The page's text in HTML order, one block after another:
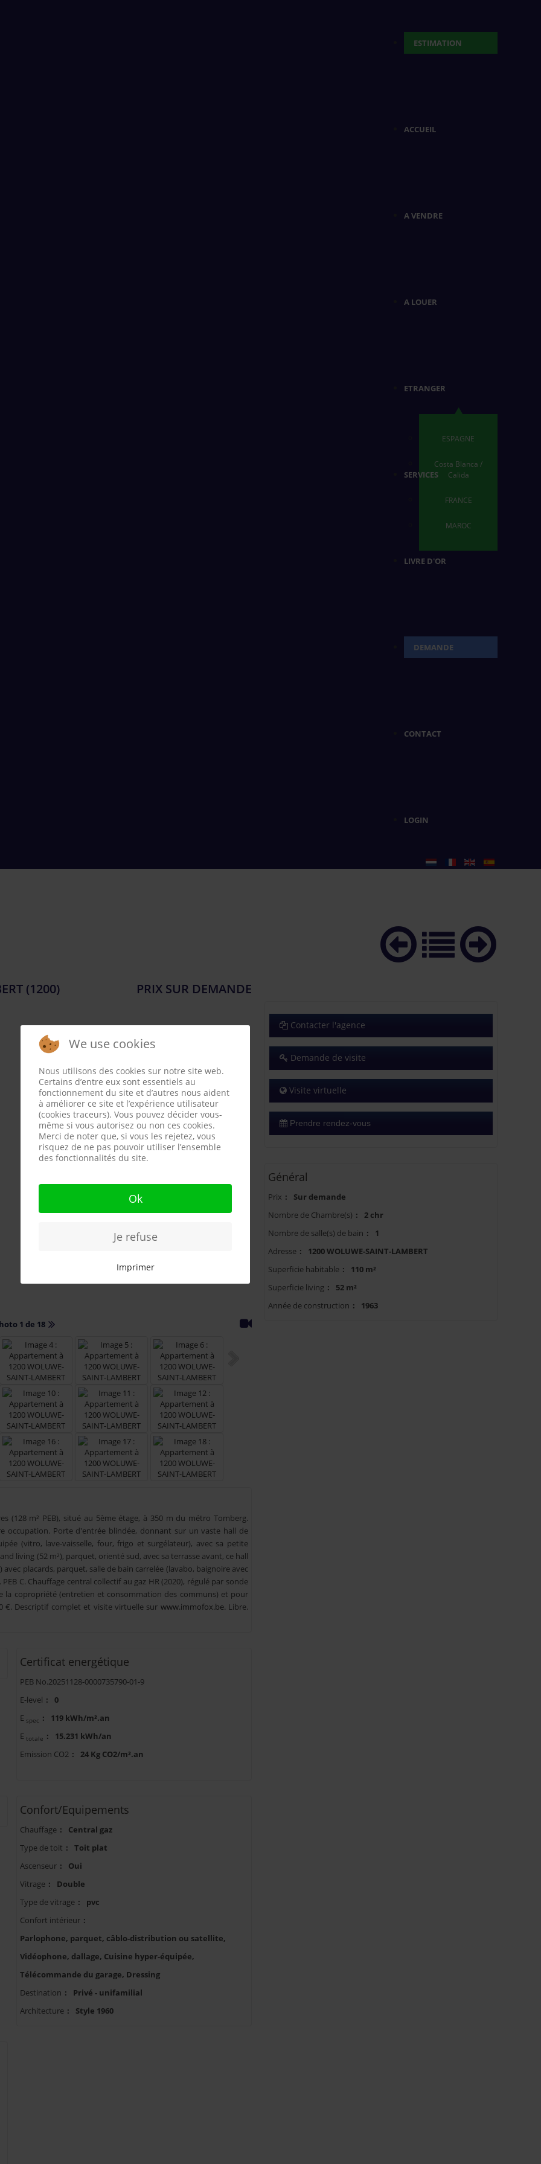
ESTIMATION
ACCUEIL
A VENDRE
A LOUER
ETRANGER
ESPAGNE
Costa Blanca /
Calida
FRANCE
MAROC
SERVICES
LIVRE D'OR
DEMANDE
CONTACT
LOGIN
(1200) PRIX SUR DEMANDE
1 de 18
Contacter l'agence
Demande de visite
Visite virtuelle
Prendre rendez-vous
Général
Prix :
Sur demande
Nombre de Chambre(s) :
2 chr
Nombre de salle(s) de bain :
1
Adresse :
1200 WOLUWE-SAINT-LAMBERT
Superficie habitable :
110 m²
Superficie living :
52 m²
Année de construction : 1963
(128 m² PEB), situé au 5ème étage, à 350 m du métro Tomberg.
occupation. Porte d'entrée blindée, donnant sur un vaste hall de
(vitro, lave-vaisselle, four, frigo et surgélateur), avec sa petite
living (52 m²), parquet, orienté sud, avec sa terrasse avant, ce hall
placards, parquet, salle de bain carrelée (lavabo, baignoire avec
C. Chauffage central collectif au gaz HR (2020), régulé par sonde
la copropriété (entretien et consommation des communs) et pour
€. Descriptif complet et visite virtuelle sur www.immofox.be. Libre.
Certificat energétique
PEB No.20251128-0000735790-01-9
E-level :
0
E spec :
119 kWh/m².an
E totale :
15.231 kWh/an
Emission CO2 : 24 Kg CO2/m².an
Confort/Equipements
Chauffage :
Central gaz
Type de toit :
Toit plat
Ascenseur :
Oui
Vitrage :
Double
Type de vitrage :
pvc
Confort intérieur :
Parlophone, parquet, câblo-distribution ou satellite,
Vidéophone, dallage, Cuisine hyper-équipée,
Télécommande du garage, Dressing
Destination :
Privé - unifamilial
Architecture : Style 1960
We use cookies
Nous utilisons des cookies sur notre site web.
Certains d’entre eux sont essentiels au
fonctionnement du site et d’autres nous aident
à améliorer ce site et l’expérience utilisateur
(cookies traceurs). Vous pouvez décider vous-
même si vous autorisez ou non ces cookies.
Merci de noter que, si vous les rejetez, vous
risquez de ne pas pouvoir utiliser l’ensemble
des fonctionnalités du site.
Ok
Je refuse
Imprimer